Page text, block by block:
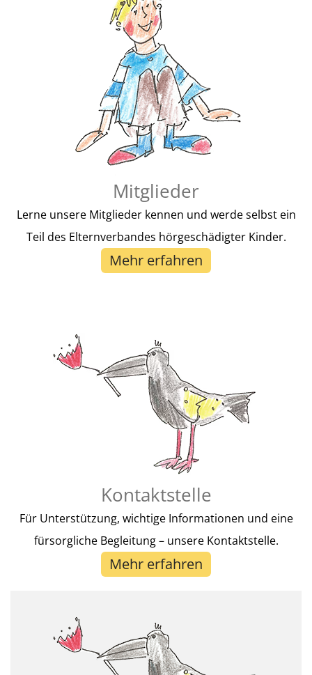
Mitglieder
Lerne unsere Mitglieder kennen und werde selbst ein
Teil des Elternverbandes hörgeschädigter Kinder.
Mehr erfahren
Kontaktstelle
Für Unterstützung, wichtige Informationen und eine
fürsorgliche Begleitung – unsere Kontaktstelle.
Mehr erfahren